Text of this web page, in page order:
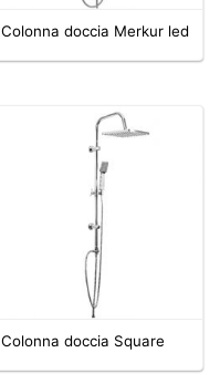
Colonna doccia Merkur led
Colonna doccia Square